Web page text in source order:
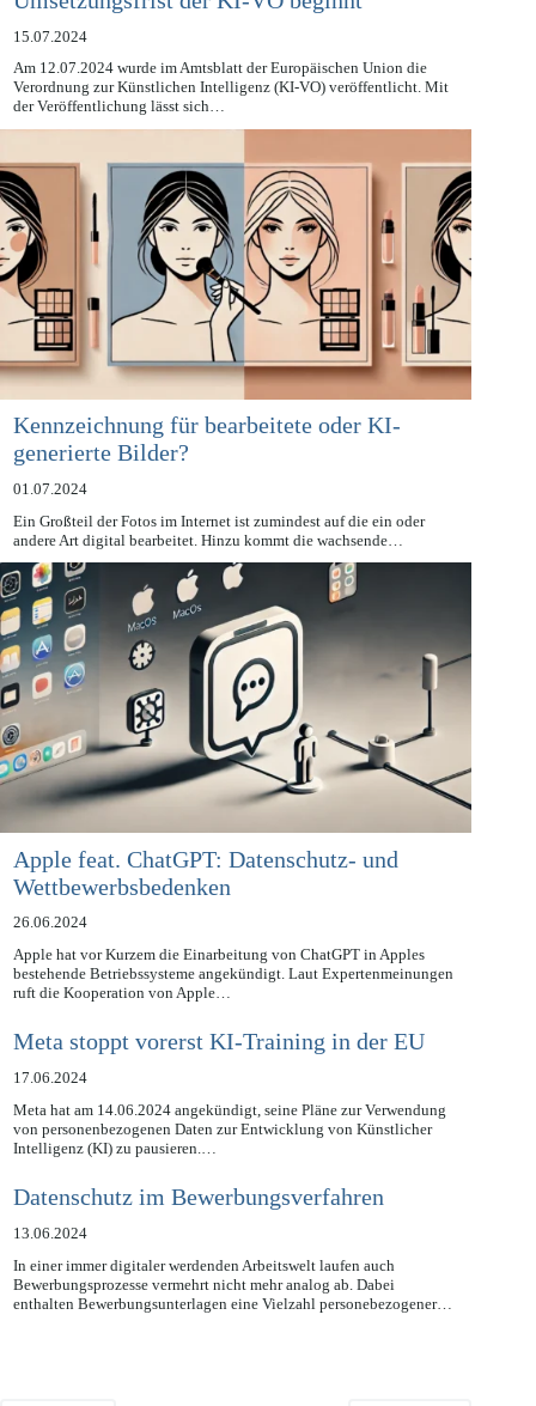
Umsetzungsfrist der KI-VO beginnt
15.07.2024
Am 12.07.2024 wurde im Amtsblatt der Europäischen Union die
Verordnung zur Künstlichen Intelligenz (KI-VO) veröffentlicht. Mit
der Veröffentlichung lässt sich…
Kennzeichnung für bearbeitete oder KI-
generierte Bilder?
01.07.2024
Ein Großteil der Fotos im Internet ist zumindest auf die ein oder
andere Art digital bearbeitet. Hinzu kommt die wachsende…
Apple feat. ChatGPT: Datenschutz- und
Wettbewerbsbedenken
26.06.2024
Apple hat vor Kurzem die Einarbeitung von ChatGPT in Apples
bestehende Betriebssysteme angekündigt. Laut Expertenmeinungen
Meta stoppt vorerst KI-Training in der EU
17.06.2024
Meta hat am 14.06.2024 angekündigt, seine Pläne zur Verwendung
von personenbezogenen Daten zur Entwicklung von Künstlicher
Datenschutz im Bewerbungsverfahren
13.06.2024
In einer immer digitaler werdenden Arbeitswelt laufen auch
Bewerbungsprozesse vermehrt nicht mehr analog ab. Dabei